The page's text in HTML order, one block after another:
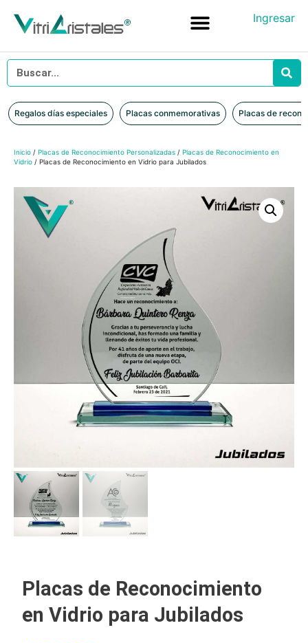
Ingresar
Regalos días especiales Placas conmemorativas Placas de
Inicio / Placas de Reconocimiento Personalizadas / Placas de Reconocimiento en
Vidrio / Placas de Reconocimiento en Vidrio para Jubilados
Placas de Reconocimiento
en Vidrio para Jubilados